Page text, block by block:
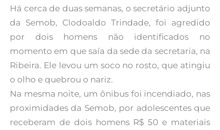
Há cerca de duas semanas, o secretário adjunto
da Semob, Clodoaldo Trindade, foi agredido
por dois homens não identificados no
momento em que saía da sede da secretaria, na
Ribeira. Ele levou um soco no rosto, que atingiu
o olho e quebrou o nariz.
Na mesma noite, um ônibus foi incendiado, nas
proximidades da Semob, por adolescentes que
receberam de dois homens R$ 50 e materiais